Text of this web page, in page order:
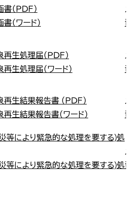
ＰＤＦ）
（ワード）
メ
資
生処理届（ＰＤＦ）
生処理届（ワード）
メ
資
生結果報告書 （ＰＤＦ）
生結果報告書（ワード）
メ
資
等により緊急的な処理を要する)処
等により緊急的な処理を要する)処
メ
資